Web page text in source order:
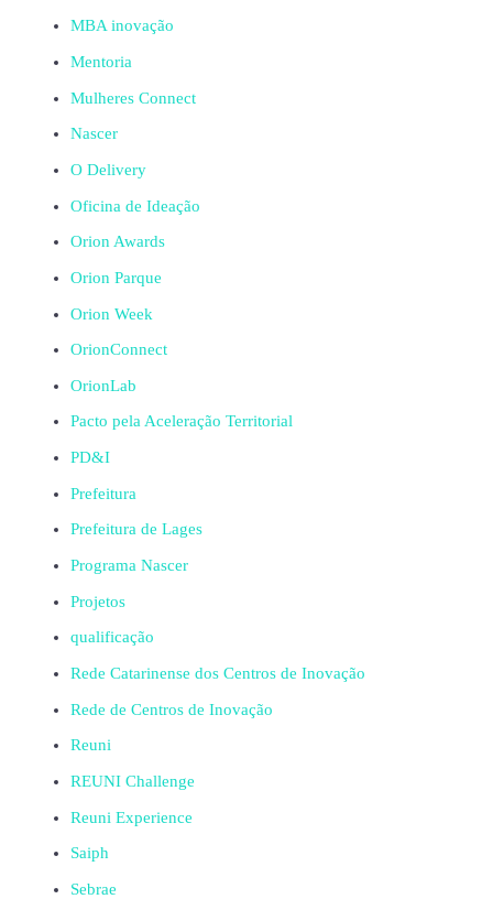
MBA inovação
Mentoria
Mulheres Connect
Nascer
O Delivery
Oficina de Ideação
Orion Awards
Orion Parque
Orion Week
OrionConnect
OrionLab
Pacto pela Aceleração Territorial
PD&I
Prefeitura
Prefeitura de Lages
Programa Nascer
Projetos
qualificação
Rede Catarinense dos Centros de Inovação
Rede de Centros de Inovação
Reuni
REUNI Challenge
Reuni Experience
Saiph
Sebrae